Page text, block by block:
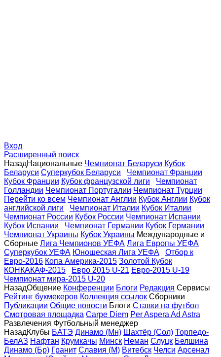
Вход
Расширенный поиск
НазадНациональные Чемпионат Беларуси Кубок
Беларуси Суперкубок Беларуси
Чемпионат Франции
Кубок Франции Кубок французской лиги
Чемпионат
Голландии Чемпионат Португалии Чемпионат Турции
Перейти ко всем Чемпионат Англии Кубок Англии Кубок
английской лиги
Чемпионат Италии Кубок Италии
Чемпионат России Кубок России Чемпионат Испании
Кубок Испании
Чемпионат Германии Кубок Германии
Чемпионат Украины Кубок Украины Международные и
Сборные Лига Чемпионов УЕФА Лига Eвропы УЕФА
Суперкубок УЕФА Юношеская Лига УЕФА
Отбор к
Евро-2016 Копа Америка-2015 Золотой Кубок
КОНКАКАФ-2015
Евро 2015 U-21 Евро-2015 U-19
Чемпионат мира-2015 U-20
НазадОбщение Конференции Блоги Редакция Сервисы
Рейтинг букмекеров Коллекция ссылок Сборники
Публикации Общие новости Блоги Ставки на футбол
Смотровая площадка Carpe Diem Per Aspera Ad Astra
Развлечения Футбольный менеджер
НазадКлубы БАТЭ Динамо (Мн) Шахтёр (Сол) Торпедо-
БелАЗ Нафтан Крумкачы Минск Неман Слуцк Белшина
Динамо (Бр) Гранит Славия (М) Витебск Челси Арсенал